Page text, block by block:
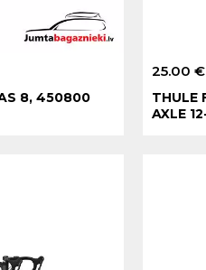
8, 450800
25.00 €
THULE
AXLE